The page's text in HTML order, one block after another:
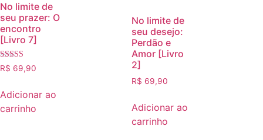
No limite de
seu prazer: O
encontro
[Livro 7]
Avaliação
5.00
R$ 69,90
Adicionar ao
carrinho
No limite de
seu desejo:
Perdão e
Amor [Livro
2]
R$ 69,90
Adicionar ao
carrinho